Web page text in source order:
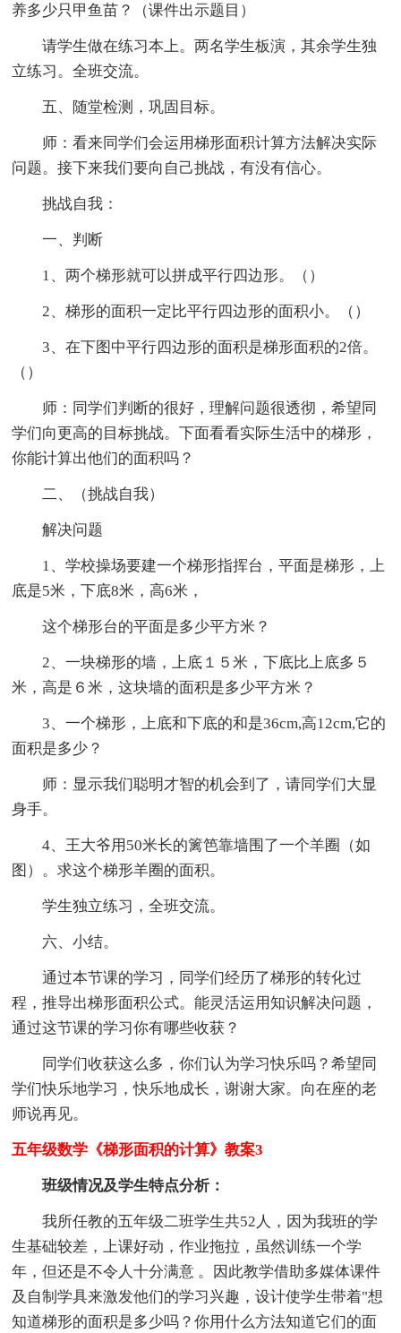
养多少只甲鱼苗？（课件出示题目）
请学生做在练习本上。两名学生板演，其余学生独
立练习。全班交流。
五、随堂检测，巩固目标。
师：看来同学们会运用梯形面积计算方法解决实际
问题。接下来我们要向自己挑战，有没有信心。
挑战自我：
一、判断
1、两个梯形就可以拼成平行四边形。（）
2、梯形的面积一定比平行四边形的面积小。（）
3、在下图中平行四边形的面积是梯形面积的2倍。
（）
师：同学们判断的很好，理解问题很透彻，希望同
学们向更高的目标挑战。下面看看实际生活中的梯形，
你能计算出他们的面积吗？
二、（挑战自我）
解决问题
1、学校操场要建一个梯形指挥台，平面是梯形，上
底是5米，下底8米，高6米，
这个梯形台的平面是多少平方米？
2、一块梯形的墙，上底１５米，下底比上底多５
米，高是６米，这块墙的面积是多少平方米？
3、一个梯形，上底和下底的和是36cm,高12cm,它的
面积是多少？
师：显示我们聪明才智的机会到了，请同学们大显
身手。
4、王大爷用50米长的篱笆靠墙围了一个羊圈（如
图）。求这个梯形羊圈的面积。
学生独立练习，全班交流。
六、小结。
通过本节课的学习，同学们经历了梯形的转化过
程，推导出梯形面积公式。能灵活运用知识解决问题，
通过这节课的学习你有哪些收获？
同学们收获这么多，你们认为学习快乐吗？希望同
学们快乐地学习，快乐地成长，谢谢大家。向在座的老
师说再见。
五年级数学《梯形面积的计算》教案3
班级情况及学生特点分析：
我所任教的五年级二班学生共52人，因为我班的学
生基础较差，上课好动，作业拖拉，虽然训练一个学
年，但还是不令人十分满意 。因此教学借助多媒体课件
及自制学具来激发他们的学习兴趣，设计使学生带着"想
知道梯形的面积是多少吗？你用什么方法知道它们的面